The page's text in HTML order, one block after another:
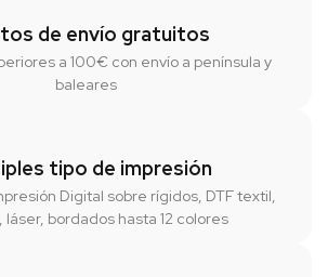
de envío gratuitos
a 100€ con envío a península y
baleares
tipo de impresión
Digital sobre rígidos, DTF textil,
láser, bordados hasta 12 colores